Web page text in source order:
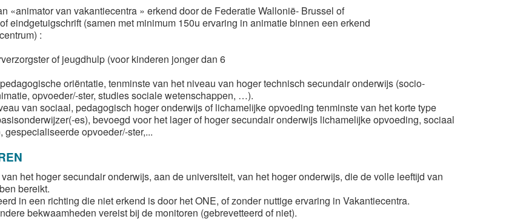
«animator van vakantiecentra » erkend door de Federatie Wallonië- Brussel of
eindgetuigschrift (samen met minimum 150u ervaring in animatie binnen een erkend
:
of jeugdhulp (voor kinderen jonger dan 6
oriëntatie, tenminste van het niveau van hoger technisch secundair onderwijs (socio-
opvoeder/-ster, studies sociale wetenschappen, …).
van sociaal, pedagogisch hoger onderwijs of lichamelijke opvoeding tenminste van het korte type
es), bevoegd voor het lager of hoger secundair onderwijs lichamelijke opvoeding, sociaal
gespecialiseerde opvoeder/-ster,...
van het hoger secundair onderwijs, aan de universiteit, van het hoger onderwijs, die de volle leeftijd van
bereikt.
in een richting die niet erkend is door het ONE, of zonder nuttige ervaring in Vakantiecentra.
bekwaamheden vereist bij de monitoren (gebrevetteerd of niet).